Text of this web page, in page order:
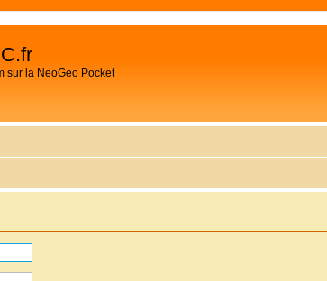
sur la NeoGeo Pocket